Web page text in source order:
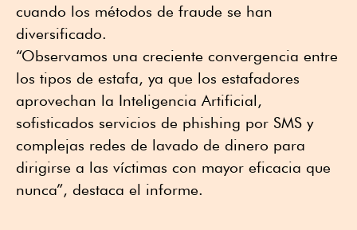
cuando los métodos de fraude se han
diversificado.
“Observamos una creciente convergencia entre
los tipos de estafa, ya que los estafadores
aprovechan la Inteligencia Artificial,
sofisticados servicios de phishing por SMS y
complejas redes de lavado de dinero para
dirigirse a las víctimas con mayor eficacia que
nunca”, destaca el informe.